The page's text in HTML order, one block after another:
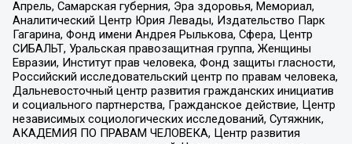
Апрель, Самарская губерния, Эра здоровья, Мемориал,
Аналитический Центр Юрия Левады, Издательство Парк
Гагарина, Фонд имени Андрея Рылькова, Сфера, Центр
СИБАЛЬТ, Уральская правозащитная группа, Женщины
Евразии, Институт прав человека, Фонд защиты гласности,
Российский исследовательский центр по правам человека,
Дальневосточный центр развития гражданских инициатив
и социального партнерства, Гражданское действие, Центр
независимых социологических исследований, Сутяжник,
АКАДЕМИЯ ПО ПРАВАМ ЧЕЛОВЕКА, Центр развития